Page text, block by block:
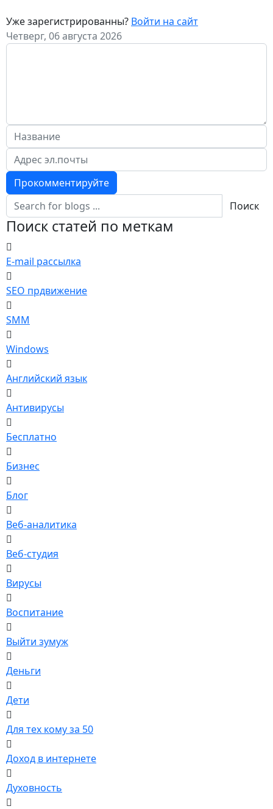
Уже зарегистрированны? Войти на сайт
Четверг, 06 августа 2026
Прокомментируйте
Поиск
Поиск статей по меткам
E-mail рассылка
SEO прдвижение
SMM
Windows
Английский язык
Антивирусы
Бесплатно
Бизнес
Блог
Веб-аналитика
Веб-студия
Вирусы
Воспитание
Выйти зумуж
Деньги
Дети
Для тех кому за 50
Доход в интернете
Духовность